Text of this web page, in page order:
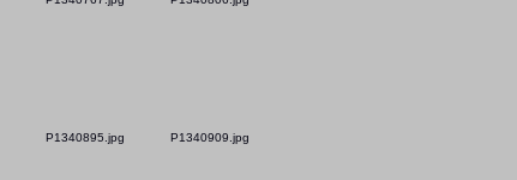
P1340895.jpg P1340909.jpg